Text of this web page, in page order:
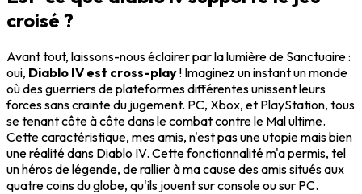
croisé ?
Avant tout, laissons-nous éclairer par la lumière de Sanctuaire :
oui, Diablo IV est cross-play! Imaginez un instant un monde
où des guerriers de plateformes différentes unissent leurs
forces sans crainte du jugement. PC, Xbox, et PlayStation, tous
se tenant côte à côte dans le combat contre le Mal ultime.
Cette caractéristique, mes amis, n'est pas une utopie mais bien
une réalité dans Diablo IV. Cette fonctionnalité m'a permis, tel
un héros de légende, de rallier à ma cause des amis situés aux
quatre coins du globe, qu'ils jouent sur console ou sur PC.